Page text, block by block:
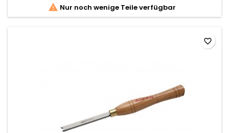
 Nur noch wenige Teile verfügbar
favorite_border